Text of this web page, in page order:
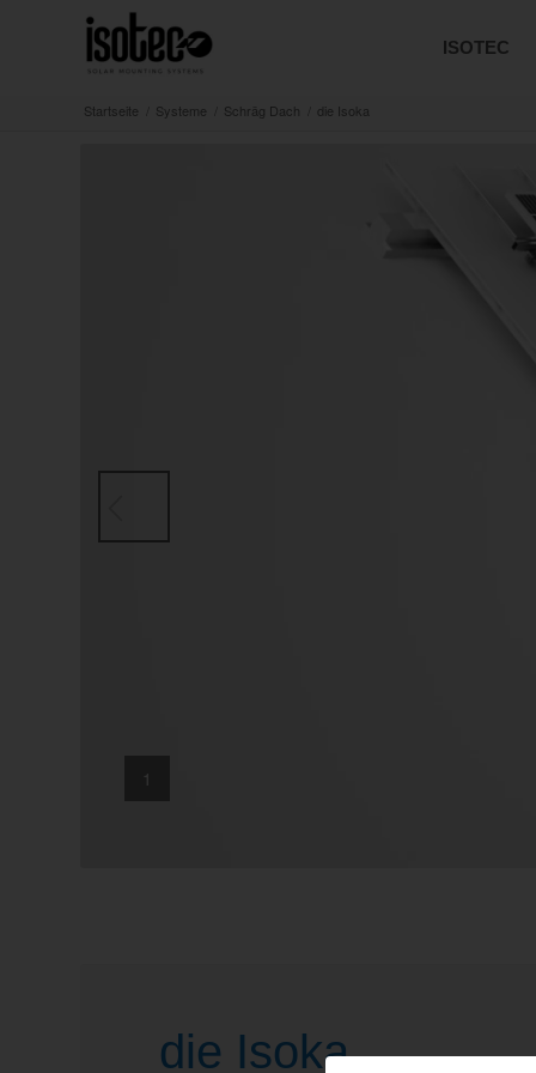
ISOTEC
Startseite Systeme Schräg Dach die Isoka
1
die Isoka